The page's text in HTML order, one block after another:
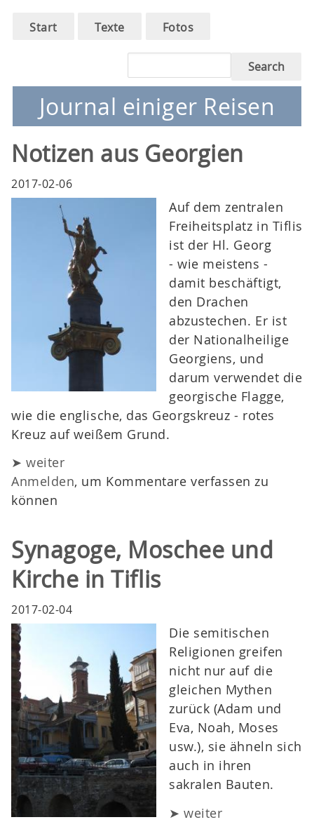
Skip
Main
Start Texte Fotos
Journal einiger Reisen
Notizen aus Georgien
2017-02-06
Auf dem zentralen
Freiheitsplatz in Tiflis
ist der Hl. Georg
- wie meistens -
damit beschäftigt,
den Drachen
abzustechen. Er ist
der Nationalheilige
Georgiens, und
darum verwendet die
georgische Flagge,
wie die englische, das Georgskreuz - rotes
Kreuz auf weißem Grund.
➤ weiter
Anmelden, um Kommentare verfassen zu
können
Synagoge, Moschee und
Kirche in Tiflis
2017-02-04
Die semitischen
Religionen greifen
nicht nur auf die
gleichen Mythen
zurück (Adam und
Eva, Noah, Moses
usw.), sie ähneln sich
auch in ihren
sakralen Bauten.
➤ weiter